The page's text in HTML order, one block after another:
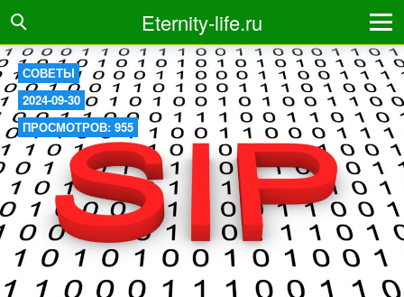
Eternity-life.ru
СОВЕТЫ
2024-09-30
ПРОСМОТРОВ: 955